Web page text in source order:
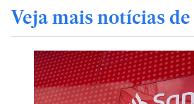
Veja mais notícias